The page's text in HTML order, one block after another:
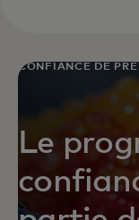
CONFIANCE DE
PARTIE
Le